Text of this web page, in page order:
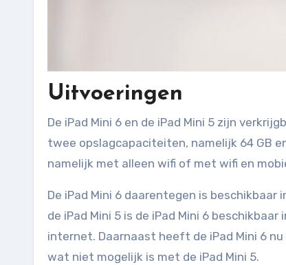
Uitvoeringen
De iPad Mini 6 en de iPad Mini 5 zijn
twee opslagcapaciteiten, namelijk 64 GB
namelijk met alleen wifi of met wifi en
De iPad Mini 6 daarentegen is beschikbaar
de iPad Mini 5 is de iPad Mini 6
internet. Daarnaast heeft de iPad Mini 6
wat niet mogelijk is met de iPad Mini 5.